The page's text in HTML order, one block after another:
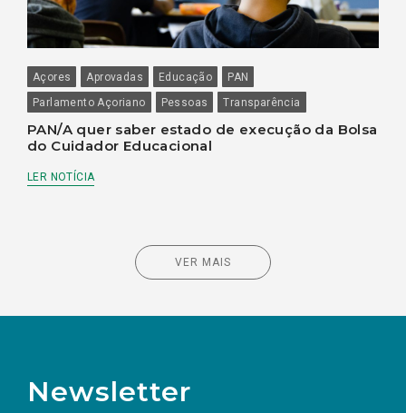
Açores Aprovadas Educação
PAN
Parlamento Açoriano
Pessoas Transparência
PAN/A quer saber estado de execução da Bolsa
do Cuidador Educacional
LER NOTÍCIA
VER MAIS
Newsletter